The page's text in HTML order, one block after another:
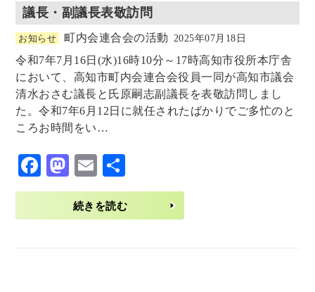
議長・副議長表敬訪問
お知らせ 町内会連合会の活動 2025年07月18日
令和7年7月16日(水)16時10分～17時高知市役所本庁舎
において、高知市町内会連合会役員一同が高知市議会
清水おさむ議長と氏原嗣志副議長を表敬訪問しまし
た。令和7年6月12日に就任されたばかりでご多忙のと
ころお時間をい…
F
ac
M
as
to
E
m
ai
有
続きを読む